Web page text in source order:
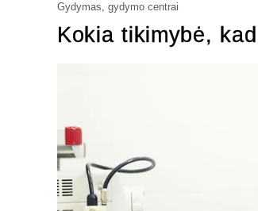
Gydymas, gydymo centrai
Kokia tikimybė,